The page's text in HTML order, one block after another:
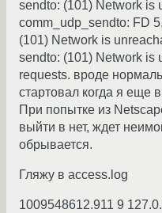
sendto: (101) Network is
comm_udp_sendto: FD
(101) Network is
sendto: (101) Network is
requests. вроде
стартовал когда я еще
При попытке из
выйти в нет, ждет
обрывается.
Гляжу в access.log
1009548612.911 9